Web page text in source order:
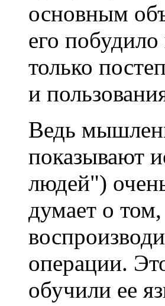
основным
его
только
и
Ведь
показывают
людей")
думает о том,
операции.
обучили ее